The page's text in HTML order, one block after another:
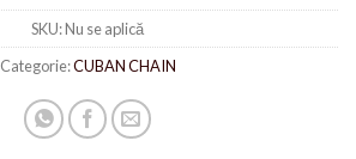
SKU:Nu se aplică
Categorie:CUBAN CHAIN